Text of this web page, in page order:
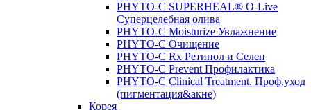
PHYTO-C SUPERHEAL® O-Live
Суперцелебная олива
PHYTO-C Moisturize Увлажнение
PHYTO-C Очищение
PHYTO-C Rx Ретинол и Селен
PHYTO-C Prevent Профилактика
PHYTO-C Clinical Treatment. Проф.уход
(пигментация&акне)
Корея